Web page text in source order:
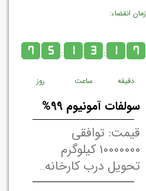
زمان انقضاء:
7 5
روز
: 1 3
ساعت
: 1 7
دقیقه
سولفات آمونیوم 99%
قیمت: توافقی
10000000 کیلوگرم
تحویل درب کارخانه/ انبار فروشنده تهران, ایران